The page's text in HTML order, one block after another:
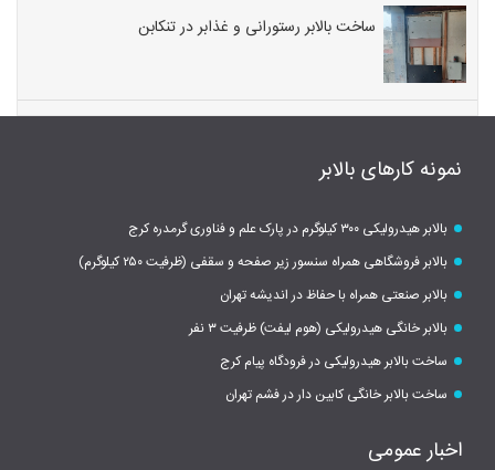
ساخت بالابر رستورانی و غذابر در تنکابن
نمونه کارهای بالابر
بالابر هیدرولیکی ۳۰۰ کیلوگرم در پارک علم و فناوری گرمدره کرج
بالابر فروشگاهی همراه سنسور زیر صفحه و سقفی (ظرفیت ۲۵۰ کیلوگرم)
بالابر صنعتی همراه با حفاظ در اندیشه تهران
بالابر خانگی هیدرولیکی (هوم لیفت) ظرفیت ۳ نفر
ساخت بالابر هیدرولیکی در فرودگاه پیام کرج
ساخت بالابر خانگی کابین دار در فشم تهران
اخبار عمومی